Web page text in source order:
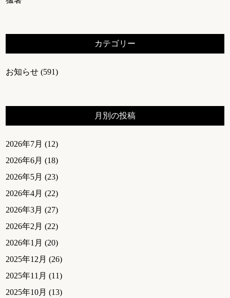
カテゴリー
お知らせ (591)
月別の投稿
2026年7月 (12)
2026年6月 (18)
2026年5月 (23)
2026年4月 (22)
2026年3月 (27)
2026年2月 (22)
2026年1月 (20)
2025年12月 (26)
2025年11月 (11)
2025年10月 (13)